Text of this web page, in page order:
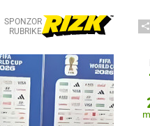
SPONZOR
RUBRIKE